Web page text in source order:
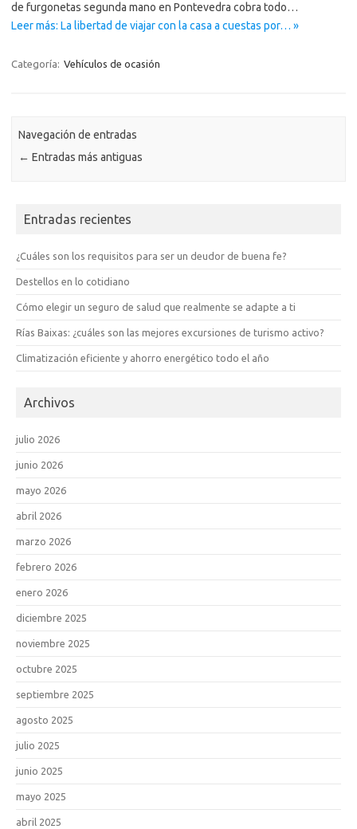
de furgonetas segunda mano en Pontevedra cobra todo…
Leer más: La libertad de viajar con la casa a cuestas por… »
Categoría: Vehículos de ocasión
Navegación de entradas
← Entradas más antiguas
Entradas recientes
¿Cuáles son los requisitos para ser un deudor de buena fe?
Destellos en lo cotidiano
Cómo elegir un seguro de salud que realmente se adapte a ti
Rías Baixas: ¿cuáles son las mejores excursiones de turismo activo?
Climatización eficiente y ahorro energético todo el año
Archivos
julio 2026
junio 2026
mayo 2026
abril 2026
marzo 2026
febrero 2026
enero 2026
diciembre 2025
noviembre 2025
octubre 2025
septiembre 2025
agosto 2025
julio 2025
junio 2025
mayo 2025
abril 2025